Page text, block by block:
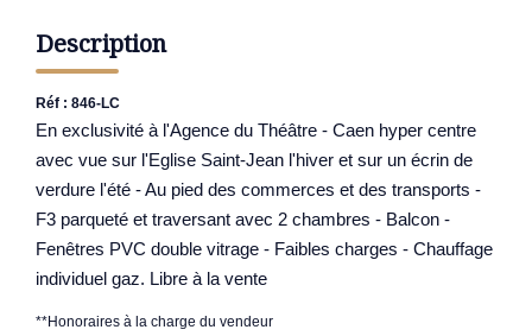
Description
Réf : 846-LC
En exclusivité à l'Agence du Théâtre - Caen hyper centre
avec vue sur l'Eglise Saint-Jean l'hiver et sur un écrin de
verdure l'été - Au pied des commerces et des transports -
F3 parqueté et traversant avec 2 chambres - Balcon -
Fenêtres PVC double vitrage - Faibles charges - Chauffage
individuel gaz. Libre à la vente
**Honoraires à la charge du vendeur